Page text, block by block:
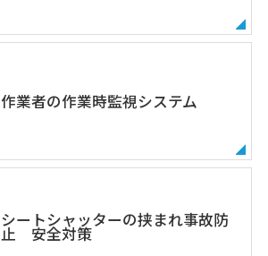
作業者の作業時監視システム
シートシャッターの挟まれ事故防
止 安全対策